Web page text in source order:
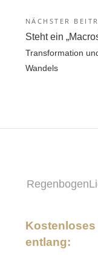
NÄCHSTER
Steht ein
Transformation
Wandels
entlang: